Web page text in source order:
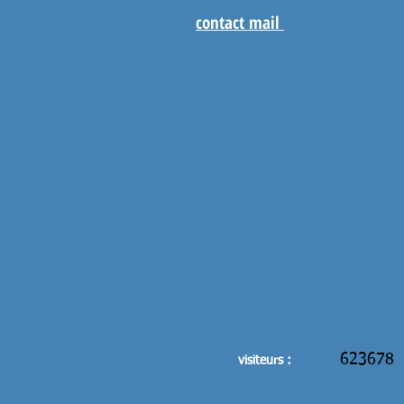
contact mail
visiteurs : 623678